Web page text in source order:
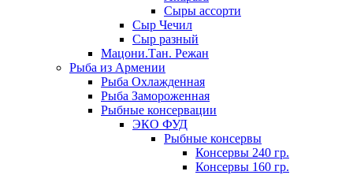
Сыры ассорти
Сыр Чечил
Сыр разный
Мацони.Тан. Режан
Рыба из Армении
Рыба Охлажденная
Рыба Замороженная
Рыбные консервации
ЭКО ФУД
Рыбные консервы
Консервы 240 гр.
Консервы 160 гр.